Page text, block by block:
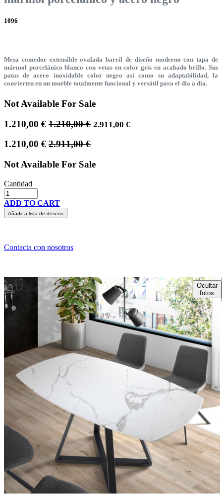
1096
Mesa comedor extensible ovalada barril de diseño moderno con tapa de
mármol porcelánico blanco con vetas en color gris en acabado brillo. Sus
patas de acero inoxidable color negro así como su adaptabilidad, la
convierten en un mueble totalmente funcional y versátil para el día a día.
Not Available For Sale
1.210,00 € 1.210,00€ 2.911,00€
1.210,00 € 2.911,00€
Not Available For Sale
Cantidad
ADD TO CART
Añadir a lista de deseos
Contacta con nosotros
Ocultar
fotos